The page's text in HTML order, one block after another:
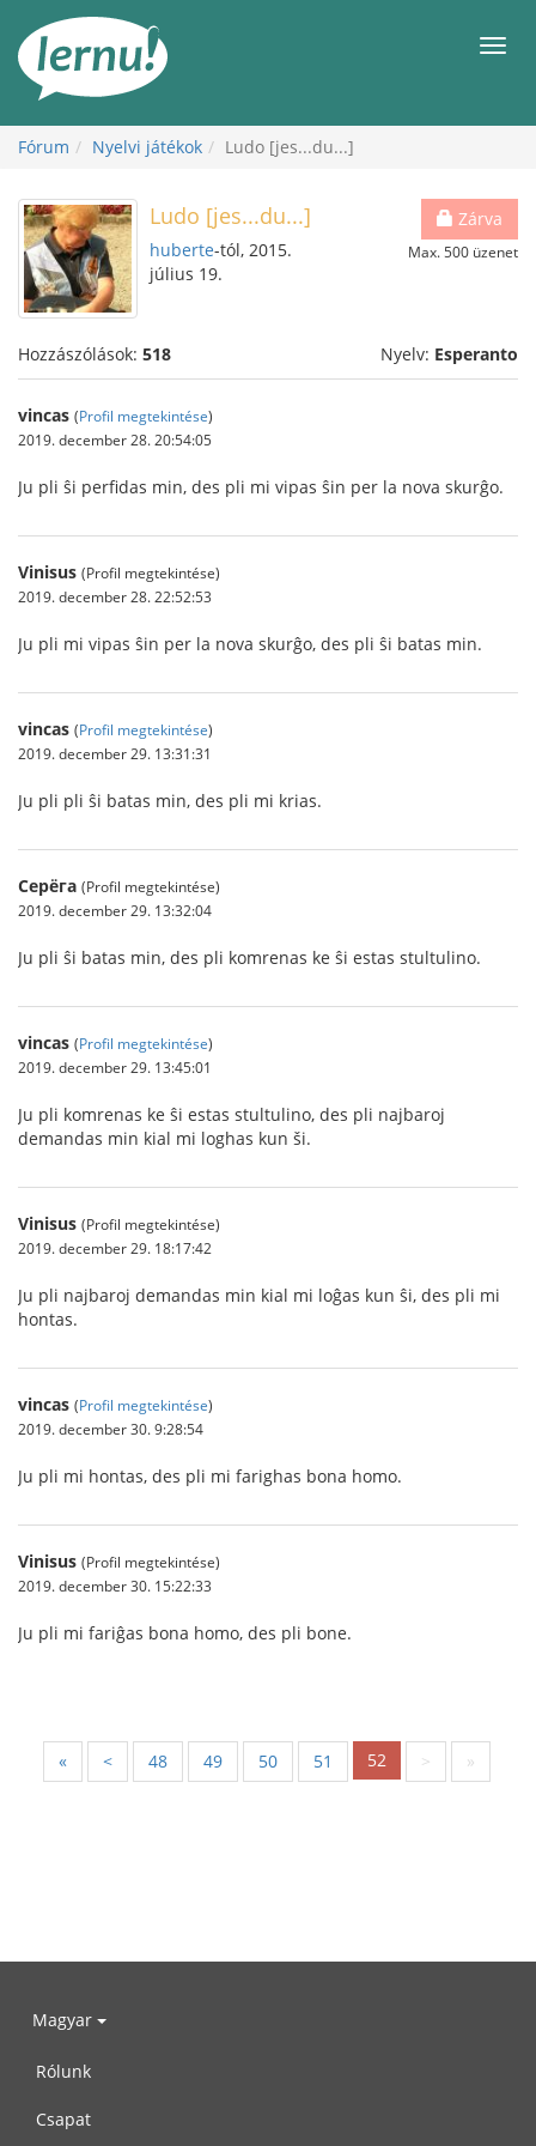
Fórum Nyelvi játékok Ludo [jes...du...]
Zárva
Max. 500 üzenet
Ludo [jes...du...]
huberte-tól, 2015.
július 19.
Hozzászólások: 518 Nyelv: Esperanto
vincas (Profil megtekintése)
2019. december 28. 20:54:05
Ju pli ŝi perfidas min, des pli mi vipas ŝin per la nova skurĝo.
Vinisus (Profil megtekintése)
2019. december 28. 22:52:53
Ju pli mi vipas ŝin per la nova skurĝo, des pli ŝi batas min.
vincas (Profil megtekintése)
2019. december 29. 13:31:31
Ju pli pli ŝi batas min, des pli mi krias.
Серёга (Profil megtekintése)
2019. december 29. 13:32:04
Ju pli ŝi batas min, des pli komrenas ke ŝi estas stultulino.
vincas (Profil megtekintése)
2019. december 29. 13:45:01
Ju pli komrenas ke ŝi estas stultulino, des pli najbaroj
demandas min kial mi loghas kun ši.
Vinisus (Profil megtekintése)
2019. december 29. 18:17:42
Ju pli najbaroj demandas min kial mi loĝas kun ŝi, des pli mi
hontas.
vincas (Profil megtekintése)
2019. december 30. 9:28:54
Ju pli mi hontas, des pli mi farighas bona homo.
Vinisus (Profil megtekintése)
2019. december 30. 15:22:33
Ju pli mi fariĝas bona homo, des pli bone.
« < 48 49 50 51 52 > »
Magyar
Rólunk
Csapat